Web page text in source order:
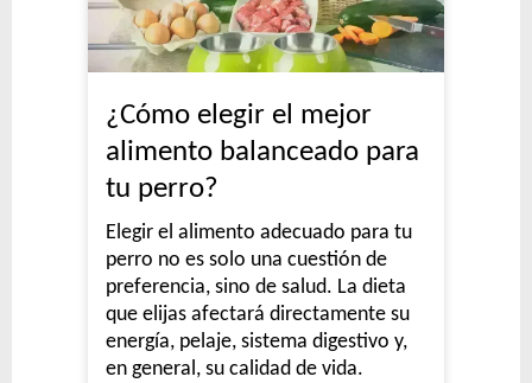
¿Cómo elegir el mejor
alimento balanceado para
tu perro?
Elegir el alimento adecuado para tu
perro no es solo una cuestión de
preferencia, sino de salud. La dieta
que elijas afectará directamente su
energía, pelaje, sistema digestivo y,
en general, su calidad de vida.